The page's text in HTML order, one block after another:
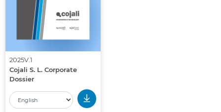
2025V.1
Cojali S. L. Corporate
Dossier